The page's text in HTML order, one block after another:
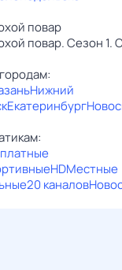
повар
повар. Сезон 1.
Нижний
Екатеринбург
HDМестные
20 каналов